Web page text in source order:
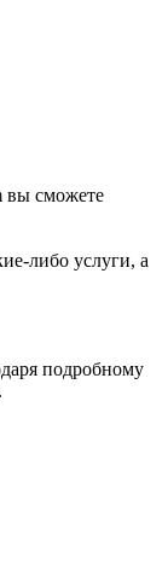
вы сможете
либо услуги, а
подробному